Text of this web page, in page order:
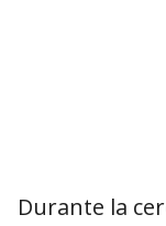
Durante la